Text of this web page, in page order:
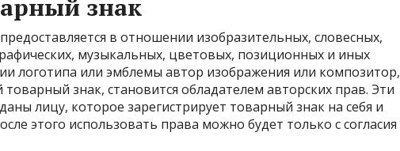
знак
в отношении изобразительных, словесных,
музыкальных, цветовых, позиционных и иных
логотипа или эмблемы автор изображения или композитор,
знак, становится обладателем авторских прав. Эти
лицу, которое зарегистрирует товарный знак на себя и
этого использовать права можно будет только с согласия